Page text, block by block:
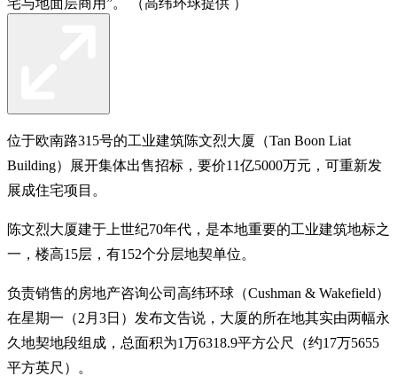
位于欧南路315号的工业建筑陈文烈大厦（Tan Boon Liat
Building）展开集体出售招标，要价11亿5000万元，可重新发
展成住宅项目。
陈文烈大厦建于上世纪70年代，是本地重要的工业建筑地标之
一，楼高15层，有152个分层地契单位。
负责销售的房地产咨询公司高纬环球（Cushman & Wakefield）
在星期一（2月3日）发布文告说，大厦的所在地其实由两幅永
久地契地段组成，总面积为1万6318.9平方公尺（约17万5655
平方英尺）。